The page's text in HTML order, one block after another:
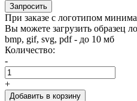
Запросить
При заказе с логотипом
Вы можете загрузить образец
bmp, gif, svg, pdf - до 10 мб
Количество:
-
+
Добавить в корзину